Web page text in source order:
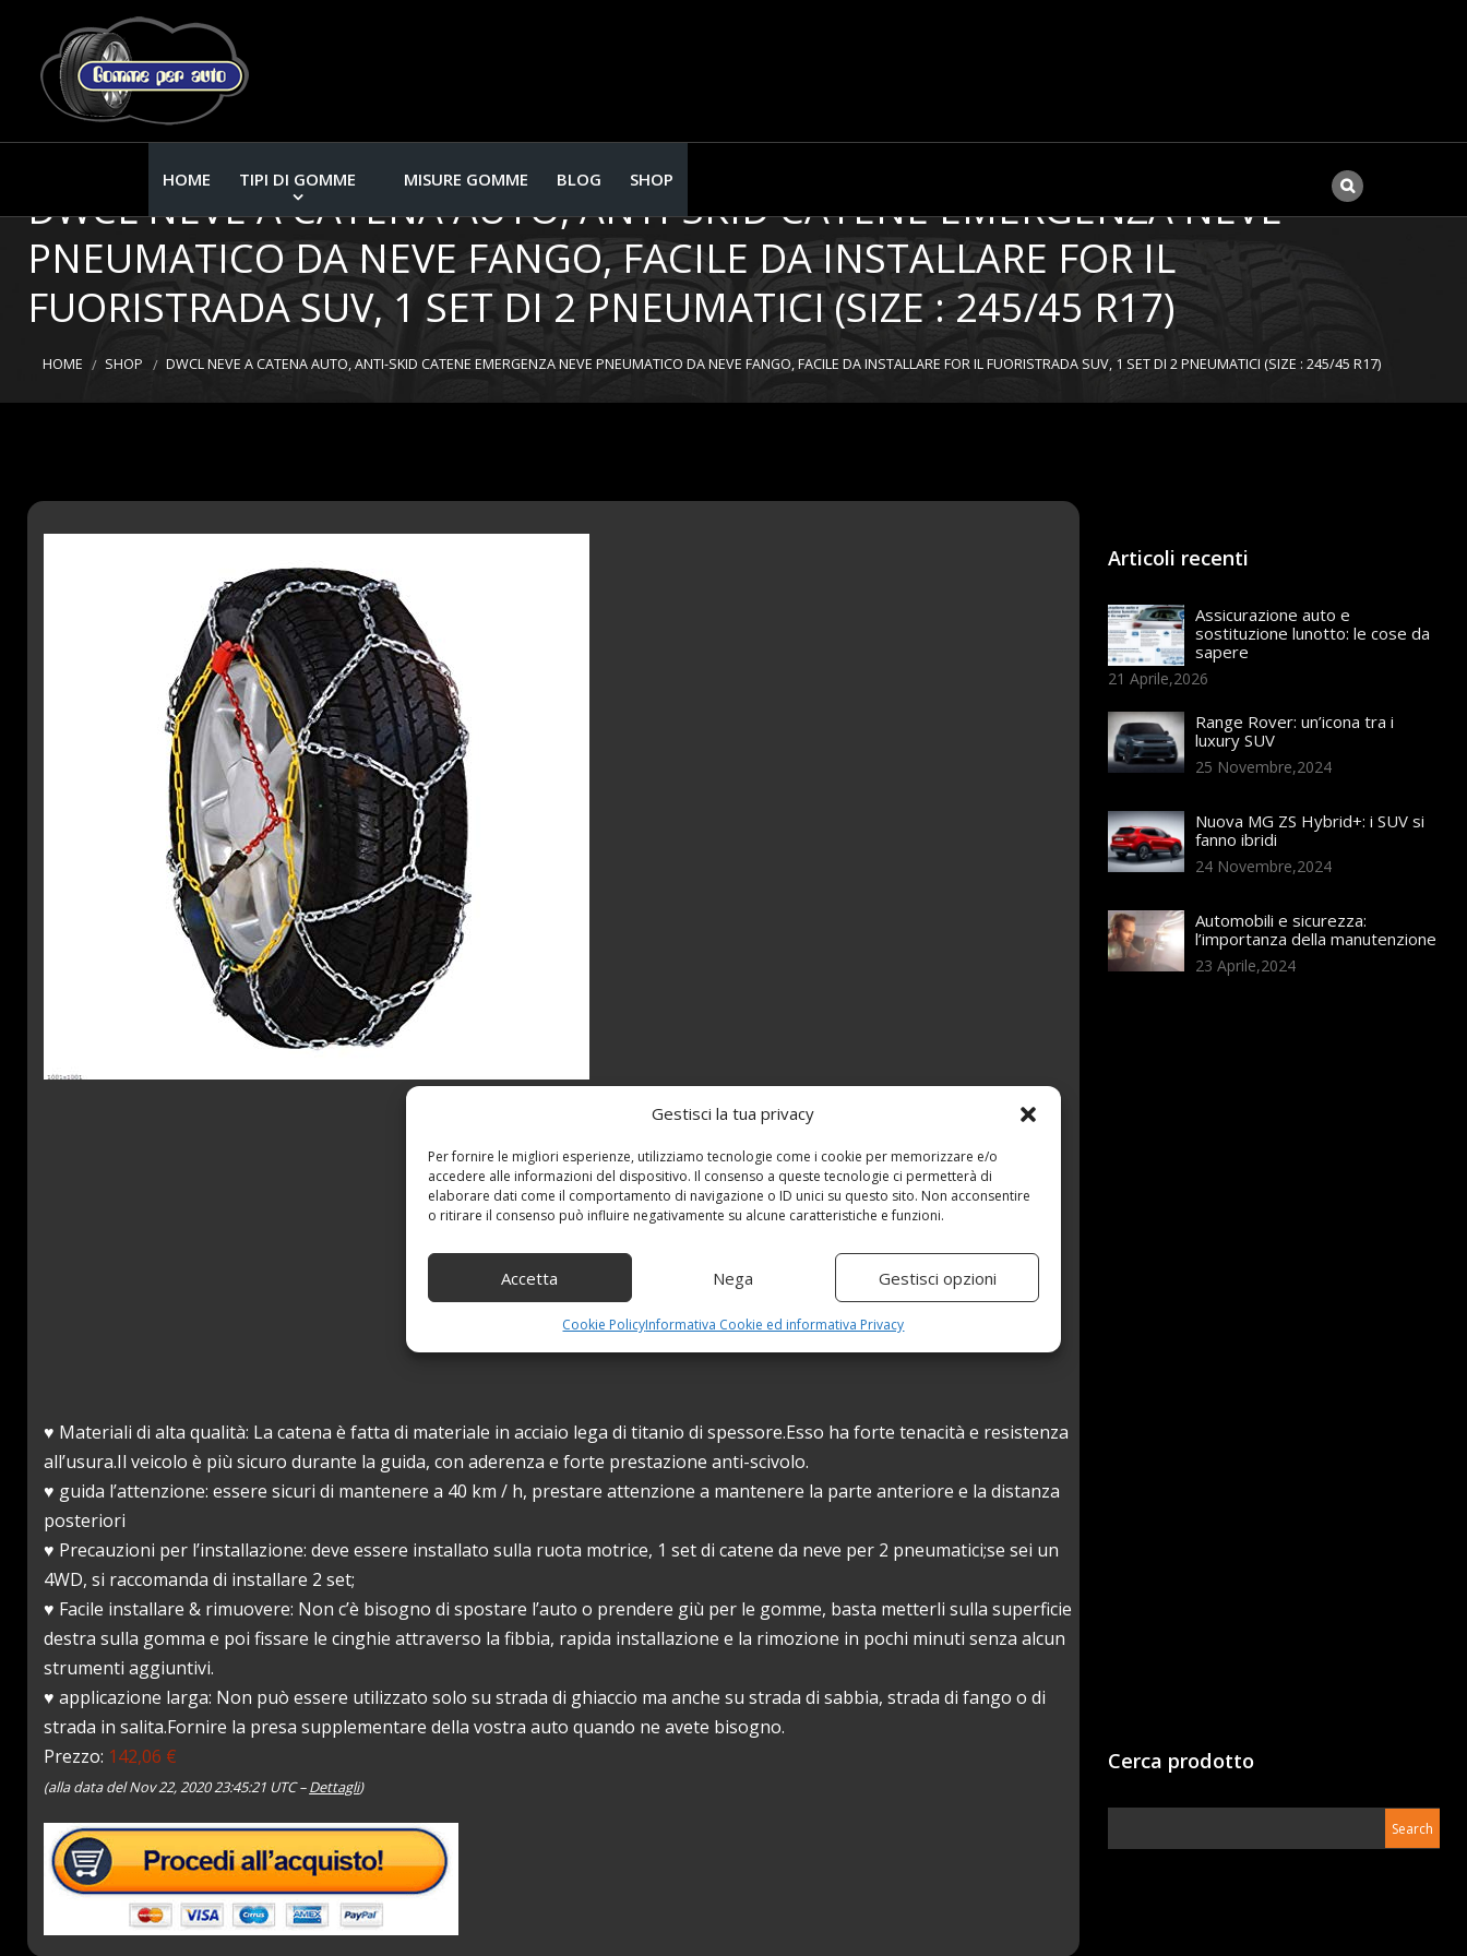
Gestisci la tua privacy
Per fornire le migliori esperienze, utilizziamo tecnologie come i cookie per memorizzare e/o
accedere alle informazioni del dispositivo. Il consenso a queste tecnologie ci permetterà di
elaborare dati come il comportamento di navigazione o ID unici su questo sito. Non acconsentire
o ritirare il consenso può influire negativamente su alcune caratteristiche e funzioni.
Accetta Nega Gestisci opzioni
Cookie PolicyInformativa Cookie ed informativa Privacy
HOME TIPI DI GOMME MISURE GOMME BLOG SHOP
DWCL NEVE A CATENA AUTO, ANTI-SKID CATENE EMERGENZA NEVE
PNEUMATICO DA NEVE FANGO, FACILE DA INSTALLARE FOR IL
FUORISTRADA SUV, 1 SET DI 2 PNEUMATICI (SIZE : 245/45 R17)
HOME SHOP DWCL NEVE A CATENA AUTO, ANTI-SKID CATENE EMERGENZA NEVE PNEUMATICO DA NEVE FANGO, FACILE DA INSTALLARE FOR IL FUORISTRADA SUV, 1 SET DI 2 PNEUMATICI (SIZE : 245/45 R17)
♥ Materiali di alta qualità: La catena è fatta di materiale in acciaio lega di titanio di spessore.Esso ha forte tenacità e resistenza
all’usura.Il veicolo è più sicuro durante la guida, con aderenza e forte prestazione anti-scivolo.
♥ guida l’attenzione: essere sicuri di mantenere a 40 km / h, prestare attenzione a mantenere la parte anteriore e la distanza
posteriori
♥ Precauzioni per l’installazione: deve essere installato sulla ruota motrice, 1 set di catene da neve per 2 pneumatici;se sei un
4WD, si raccomanda di installare 2 set;
♥ Facile installare & rimuovere: Non c’è bisogno di spostare l’auto o prendere giù per le gomme, basta metterli sulla superficie
destra sulla gomma e poi fissare le cinghie attraverso la fibbia, rapida installazione e la rimozione in pochi minuti senza alcun
strumenti aggiuntivi.
♥ applicazione larga: Non può essere utilizzato solo su strada di ghiaccio ma anche su strada di sabbia, strada di fango o di
strada in salita.Fornire la presa supplementare della vostra auto quando ne avete bisogno.
Prezzo: 142,06 €
(alla data del Nov 22, 2020 23:45:21 UTC –Dettagli)
Articoli recenti
Assicurazione auto e
sostituzione lunotto: le cose da
sapere
21 Aprile,2026
Range Rover: un’icona tra i
luxury SUV
25 Novembre,2024
Nuova MG ZS Hybrid+: i SUV si
fanno ibridi
24 Novembre,2024
Automobili e sicurezza:
l’importanza della manutenzione
23 Aprile,2024
Cerca prodotto